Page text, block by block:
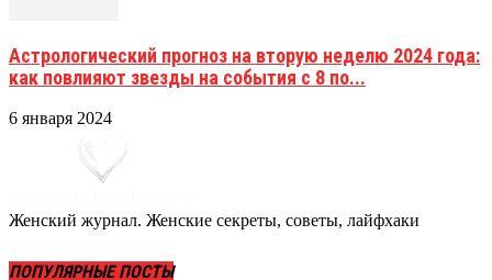
Астрологический прогноз на вторую неделю 2024 года:
как повлияют звезды на события с 8 по...
6 января 2024
Женский журнал. Женские секреты, советы, лайфхаки
ПОПУЛЯРНЫЕ ПОСТЫ